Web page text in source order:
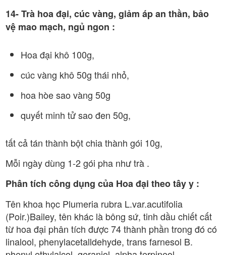
14- Trà hoa đại, cúc vàng, giảm áp an thần, bảo
vệ mao mạch, ngủ ngon :
Hoa đại khô 100g,
cúc vàng khô 50g thái nhỏ,
hoa hòe sao vàng 50g
quyết minh tử sao đen 50g,
tất cả tán thành bột chia thành gói 10g,
Mỗi ngày dùng 1-2 gói pha như trà .
Phân tích công dụng của Hoa đại theo tây y :
Tên khoa học Plumeria rubra L.var.acutifolia
(Poir.)Bailey, tên khác là bông sứ, tinh dầu chiết cất
từ hoa đại phân tích được 74 thành phần trong đó có
linalool, phenylacetalldehyde, trans farnesol B.